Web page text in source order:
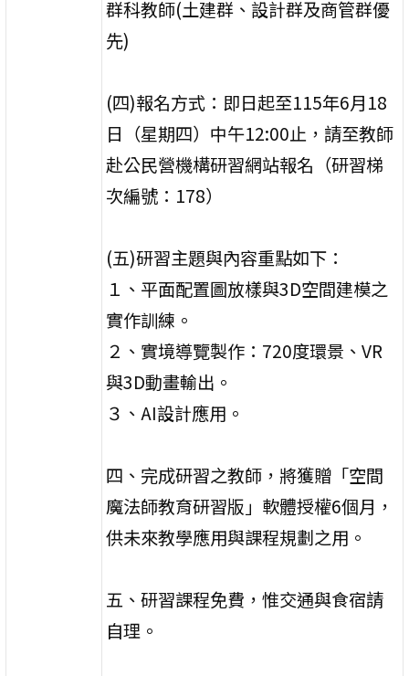
群科教師(土建群、設計群及商管群優
先)
(四)報名方式：即日起至115年6月18
日（星期四）中午12:00止，請至教師
赴公民營機構研習網站報名（研習梯
次編號：178）
(五)研習主題與內容重點如下：
１、平面配置圖放樣與3D空間建模之
實作訓練。
２、實境導覽製作：720度環景、VR
與3D動畫輸出。
３、AI設計應用。
四、完成研習之教師，將獲贈「空間
魔法師教育研習版」軟體授權6個月，
供未來教學應用與課程規劃之用。
五、研習課程免費，惟交通與食宿請
自理。